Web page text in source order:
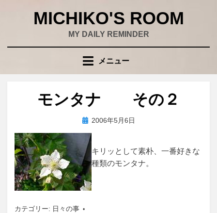
MICHIKO'S ROOM
MY DAILY REMINDER
メニュー
モンタナ その２
投稿者wad
投
日:
2006年5月6日
キリッとして素朴、一番好きな
種類のモンタナ。
カテゴリー: 日々の事